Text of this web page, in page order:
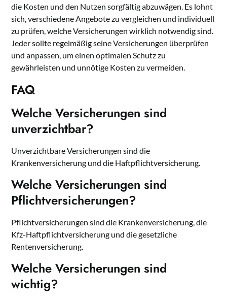
die Kosten und den Nutzen sorgfältig abzuwägen. Es lohnt
sich, verschiedene Angebote zu vergleichen und individuell
zu prüfen, welche Versicherungen wirklich notwendig sind.
Jeder sollte regelmäßig seine Versicherungen überprüfen
und anpassen, um einen optimalen Schutz zu
gewährleisten und unnötige Kosten zu vermeiden.
FAQ
Welche Versicherungen sind
unverzichtbar?
Unverzichtbare Versicherungen sind die
Krankenversicherung und die Haftpflichtversicherung.
Welche Versicherungen sind
Pflichtversicherungen?
Pflichtversicherungen sind die Krankenversicherung, die
Kfz-Haftpflichtversicherung und die gesetzliche
Rentenversicherung.
Welche Versicherungen sind
wichtig?